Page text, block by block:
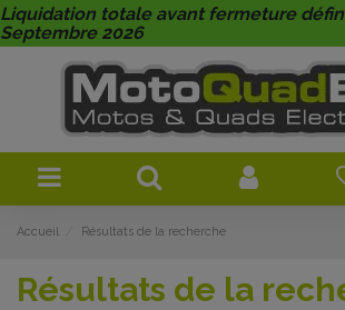
Liquidation totale avant fermeture
Septembre 2026
Accueil Résultats de la recherche
Résultats de la